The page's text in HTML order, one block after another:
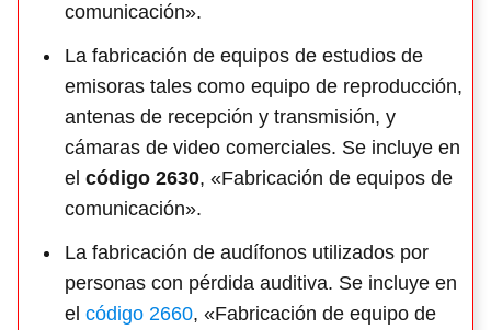
comunicación».
La fabricación de equipos de estudios de
emisoras tales como equipo de reproducción,
antenas de recepción y transmisión, y
cámaras de video comerciales. Se incluye en
el código 2630, «Fabricación de equipos de
comunicación».
La fabricación de audífonos utilizados por
personas con pérdida auditiva. Se incluye en
el código 2660, «Fabricación de equipo de